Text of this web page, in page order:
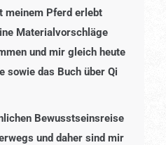
meinem Pferd erlebt
Materialvorschläge
und mir gleich heute
sowie das Buch über Qi
Bewusstseinsreise
und daher sind mir